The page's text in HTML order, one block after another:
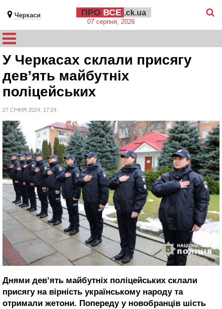
Черкаси ПРО ВСЕ .ck.ua
07 серпня, 2026
У Черкасах склали присягу
дев’ять майбутніх
поліцейських
27 СІЧНЯ 2024, 17:24
Днями дев’ять майбутніх поліцейських склали
присягу на вірність українському народу та
отримали жетони. Попереду у новобранців шість